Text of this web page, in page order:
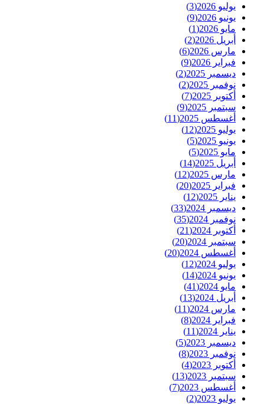
يوليو 2026
(3)
يونيو 2026
(9)
مايو 2026
(1)
أبريل 2026
(2)
مارس 2026
(6)
فبراير 2026
(9)
ديسمبر 2025
(2)
نوفمبر 2025
(2)
أكتوبر 2025
(7)
سبتمبر 2025
(9)
أغسطس 2025
(11)
يوليو 2025
(12)
يونيو 2025
(5)
مايو 2025
(5)
أبريل 2025
(14)
مارس 2025
(12)
فبراير 2025
(20)
يناير 2025
(12)
ديسمبر 2024
(33)
نوفمبر 2024
(35)
أكتوبر 2024
(21)
سبتمبر 2024
(20)
أغسطس 2024
(20)
يوليو 2024
(12)
يونيو 2024
(14)
مايو 2024
(41)
أبريل 2024
(13)
مارس 2024
(11)
فبراير 2024
(8)
يناير 2024
(11)
ديسمبر 2023
(5)
نوفمبر 2023
(8)
أكتوبر 2023
(4)
سبتمبر 2023
(13)
أغسطس 2023
(7)
يوليو 2023
(2)